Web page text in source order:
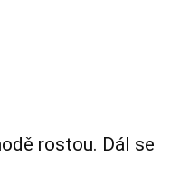
rostou. Dál se